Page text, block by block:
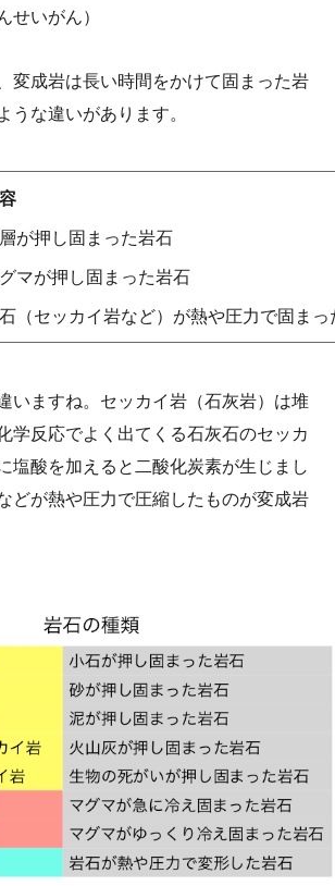
せいがん）
変成岩は長い時間をかけて固まった岩
うな違いがあります。
が押し固まった岩石
マが押し固まった岩石
（セッカイ岩など）が熱や圧力で固まっ
いますね。セッカイ岩（石灰岩）は堆
学反応でよく出てくる石灰石のセッカ
塩酸を加えると二酸化炭素が生じまし
どが熱や圧力で圧縮したものが変成岩